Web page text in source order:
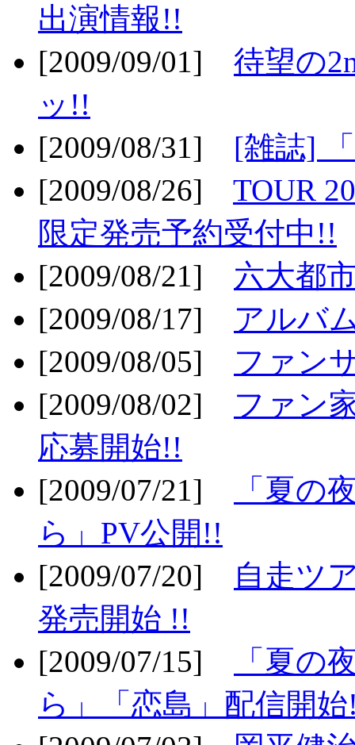
出演情報!!
[2009/09/01] 待望の
ッ!!
[2009/08/31] [雑誌]
[2009/08/26] TOUR
限定発売予約受付中!!
[2009/08/21] 六大都
[2009/08/17] アルバ
[2009/08/05] ファン
[2009/08/02] ファン
応募開始!!
[2009/07/21]
「夏の
ら」PV公開!!
[2009/07/20]
自走ツ
発売開始 !!
[2009/07/15]
「夏の
ら」「恋島」配信開